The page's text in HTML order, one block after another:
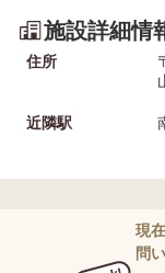
施設詳細情
住所
近隣駅
現
問